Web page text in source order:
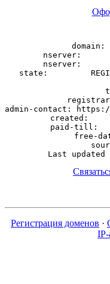
domain:
nserver:
nserver:
state:
registrar:
admin-contact:
created:
paid-till:
free-
Регистрация доменов ·
IP-